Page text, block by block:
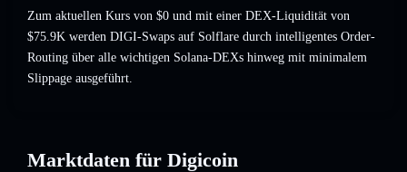
Zum aktuellen Kurs von $0 und mit einer DEX-Liquidität von
$75.9K werden DIGI-Swaps auf Solflare durch intelligentes Order-
Routing über alle wichtigen Solana-DEXs hinweg mit minimalem
Slippage ausgeführt.
Marktdaten für Digicoin